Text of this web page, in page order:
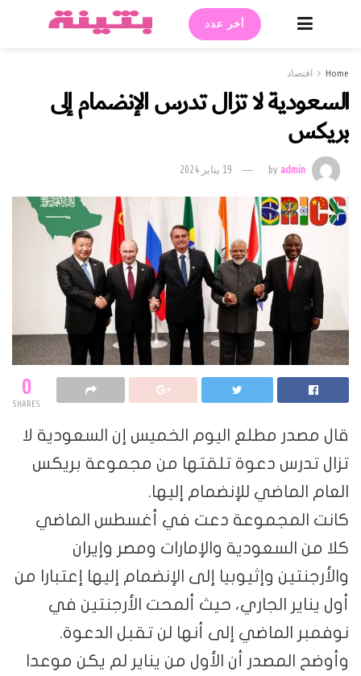
أخر عدد
Home اقتصاد
السعودية لا تزال تدرس الإنضمام إلى
بريكس
byadmin 19 يناير 2024
0
SHARES
قال مصدر مطلع اليوم الخميس إن السعودية لا
تزال تدرس دعوة تلقتها من مجموعة بريكس
العام الماضي للإنضمام إليها.
كانت المجموعة دعت في أغسطس الماضي
كلا من السعودية والإمارات ومصر وإيران
والأرجنتين وإثيوبيا إلى الإنضمام إليها إعتبارا من
أول يناير الجاري، حيث ألمحت الأرجنتين في
نوفمبر الماضي إلى أنها لن تقبل الدعوة.
وأوضح المصدر أن الأول من يناير لم يكن موعدا